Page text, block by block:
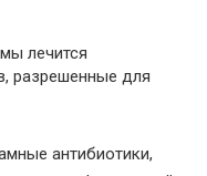
лечится
разрешенные для
антибиотики,